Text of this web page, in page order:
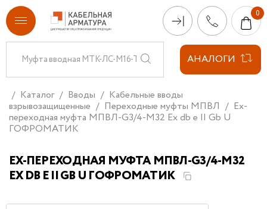
АНАЛОГИ
Каталог Вводы
Кабельные вводы
взрывозащищенные
Переходные муфты МПВЛ
Ex-
переходная муфта МПВЛ-G3/4-М32 Ех db e II Gb U
ГОФРОМАТИК
EX-ПЕРЕХОДНАЯ МУФТА МПВЛ-G3/4-М32
ЕХ DB E II GB U ГОФРОМАТИК